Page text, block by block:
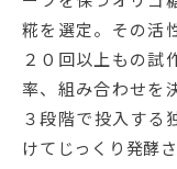
糀を選定。その活
２０回以上もの試
率、組み合わせを
３段階で投入する
けてじっくり発酵